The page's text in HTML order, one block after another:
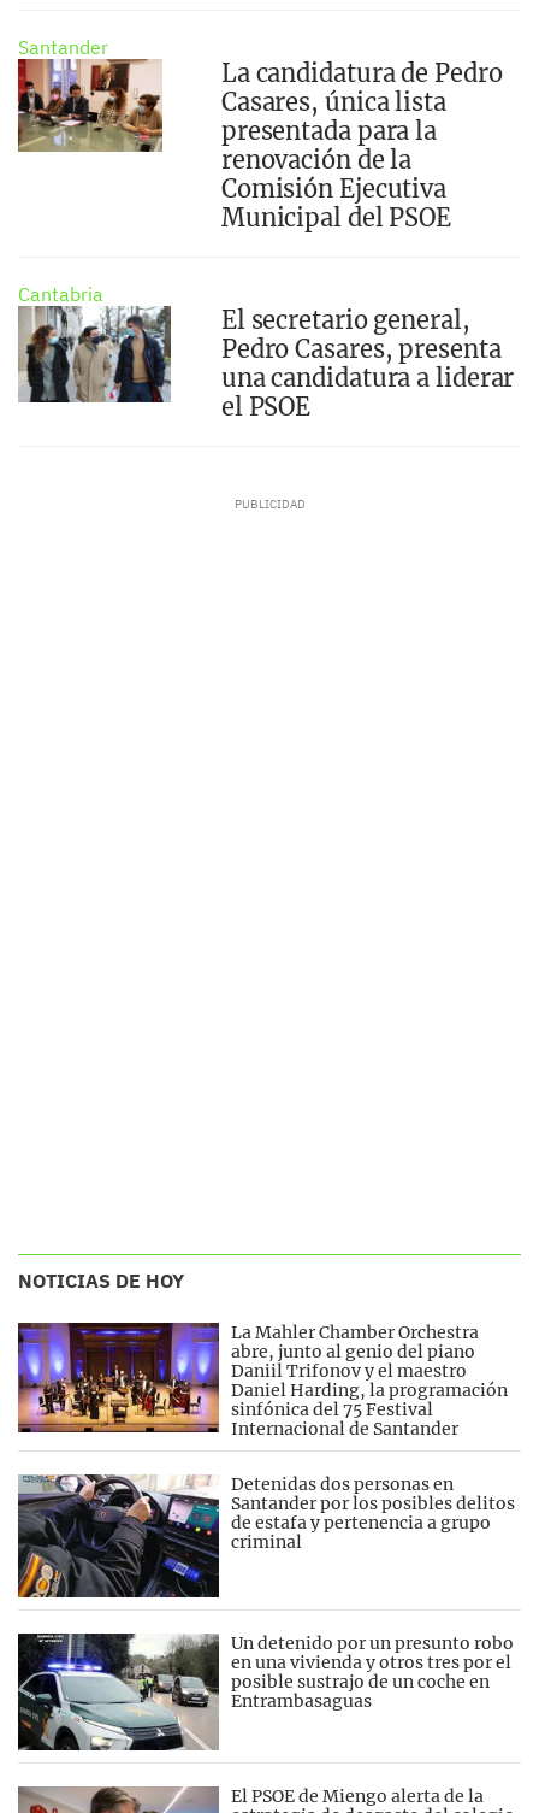
Santander
La candidatura de Pedro
Casares, única lista
presentada para la
renovación de la
Comisión Ejecutiva
Municipal del PSOE
Cantabria
El secretario general,
Pedro Casares, presenta
una candidatura a liderar
el PSOE
NOTICIAS DE HOY
La Mahler Chamber Orchestra
abre, junto al genio del piano
Daniil Trifonov y el maestro
Daniel Harding, la programación
sinfónica del 75 Festival
Internacional de Santander
Detenidas dos personas en
Santander por los posibles delitos
de estafa y pertenencia a grupo
criminal
Un detenido por un presunto robo
en una vivienda y otros tres por el
posible sustrajo de un coche en
Entrambasaguas
El PSOE de Miengo alerta de la